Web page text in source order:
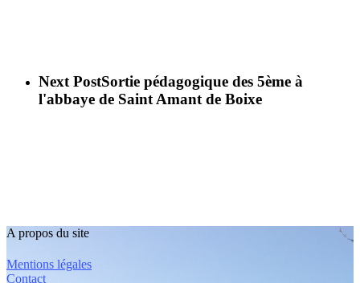
Next PostSortie pédagogique des 5ème à
l'abbaye de Saint Amant de Boixe
A propos du site
Mentions légales
Contact